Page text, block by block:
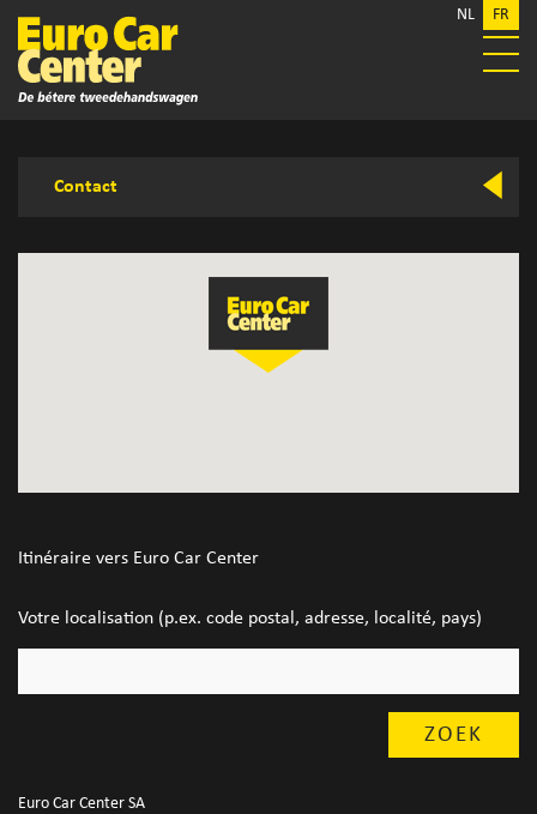
NL FR
Contact
Itinéraire vers Euro Car Center
Votre localisation (p.ex. code postal, adresse, localité, pays)
Euro Car Center SA